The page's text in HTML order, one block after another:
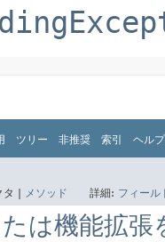
ツリー 非推奨 索引 ヘルプ
タ | メソッド 詳細: フィール
は機能拡張